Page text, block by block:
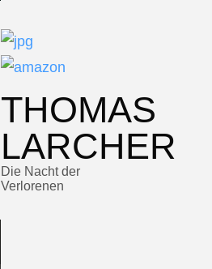
THOMAS
LARCHER
Die Nacht der
Verlorenen